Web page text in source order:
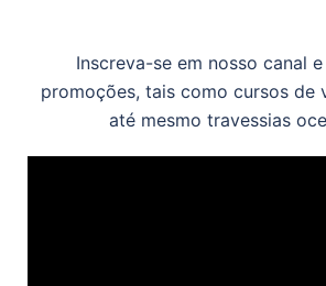
Inscreva-se em nosso canal
promoções, tais como cursos de
até mesmo travessias